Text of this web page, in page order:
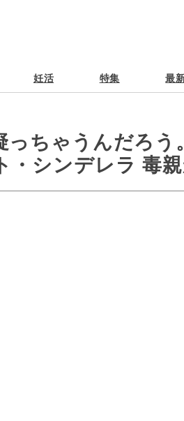
妊活 特集 最
ちゃうんだろう
・シンデレラ 毒